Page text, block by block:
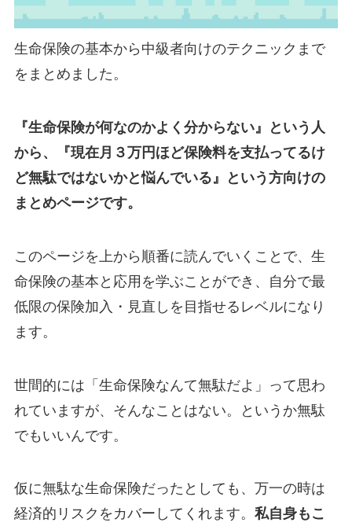
生命保険の基本から中級者向けのテクニックまで
をまとめました。
『生命保険が何なのかよく分からない』という人
から、『現在月３万円ほど保険料を支払ってるけ
ど無駄ではないかと悩んでいる』という方向けの
まとめページです。
このページを上から順番に読んでいくことで、生
命保険の基本と応用を学ぶことができ、自分で最
低限の保険加入・見直しを目指せるレベルになり
ます。
世間的には「生命保険なんて無駄だよ」って思わ
れていますが、そんなことはない。というか無駄
でもいいんです。
仮に無駄な生命保険だったとしても、万一の時は
経済的リスクをカバーしてくれます。 私自身もこ